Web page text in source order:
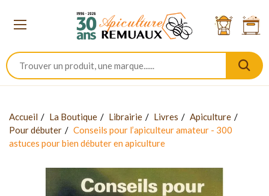
Accueil La Boutique Librairie Livres
Apiculture
Pour débuter
Conseils pour l’apiculteur amateur - 300
astuces pour bien débuter en apiculture